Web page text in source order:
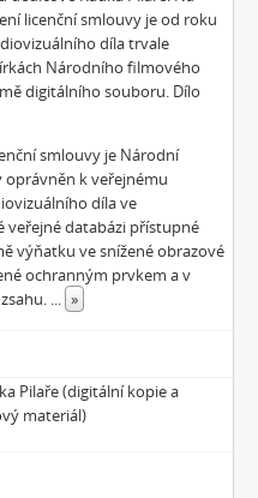
licenční smlouvy je od roku
díla trvale
Národního filmového
digitálního souboru. Dílo
smlouvy je Národní
k veřejnému
díla ve
veřejné databázi přístupné
výňatku ve snížené obrazové
ochranným prvkem a v
»
Pilaře (digitální kopie a
materiál)